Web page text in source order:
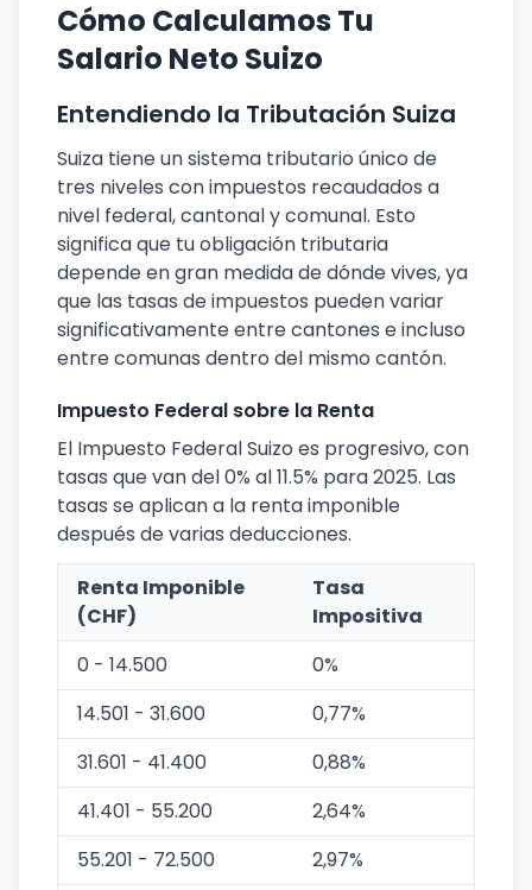
Cómo Calculamos Tu
Salario Neto Suizo
Entendiendo la Tributación Suiza
Suiza tiene un sistema tributario único de
tres niveles con impuestos recaudados a
nivel federal, cantonal y comunal. Esto
significa que tu obligación tributaria
depende en gran medida de dónde vives, ya
que las tasas de impuestos pueden variar
significativamente entre cantones e incluso
entre comunas dentro del mismo cantón.
Impuesto Federal sobre la Renta
El Impuesto Federal Suizo es progresivo, con
tasas que van del 0% al 11.5% para 2025. Las
tasas se aplican a la renta imponible
después de varias deducciones.
Renta Imponible
(CHF)
Tasa
Impositiva
0 - 14.500
0%
14.501 - 31.600
0,77%
31.601 - 41.400
0,88%
41.401 - 55.200
2,64%
55.201 - 72.500
2,97%